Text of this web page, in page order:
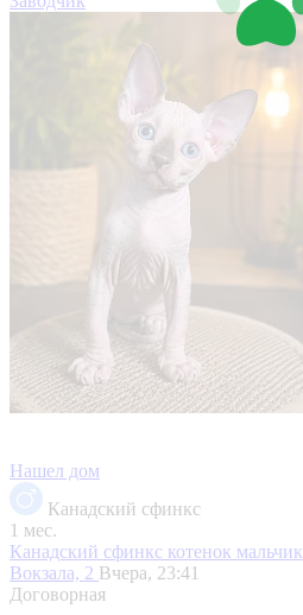
Нашел дом
Канадский сфинкс
1 мес.
Канадский сфинкс котенок мальчик
Вокзала, 2 Вчера, 23:41
Договорная